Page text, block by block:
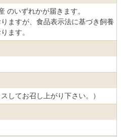
のいずれかが届きます。
ますが、食品表示法に基づき飼養
ます。
してお召し上がり下さい。）